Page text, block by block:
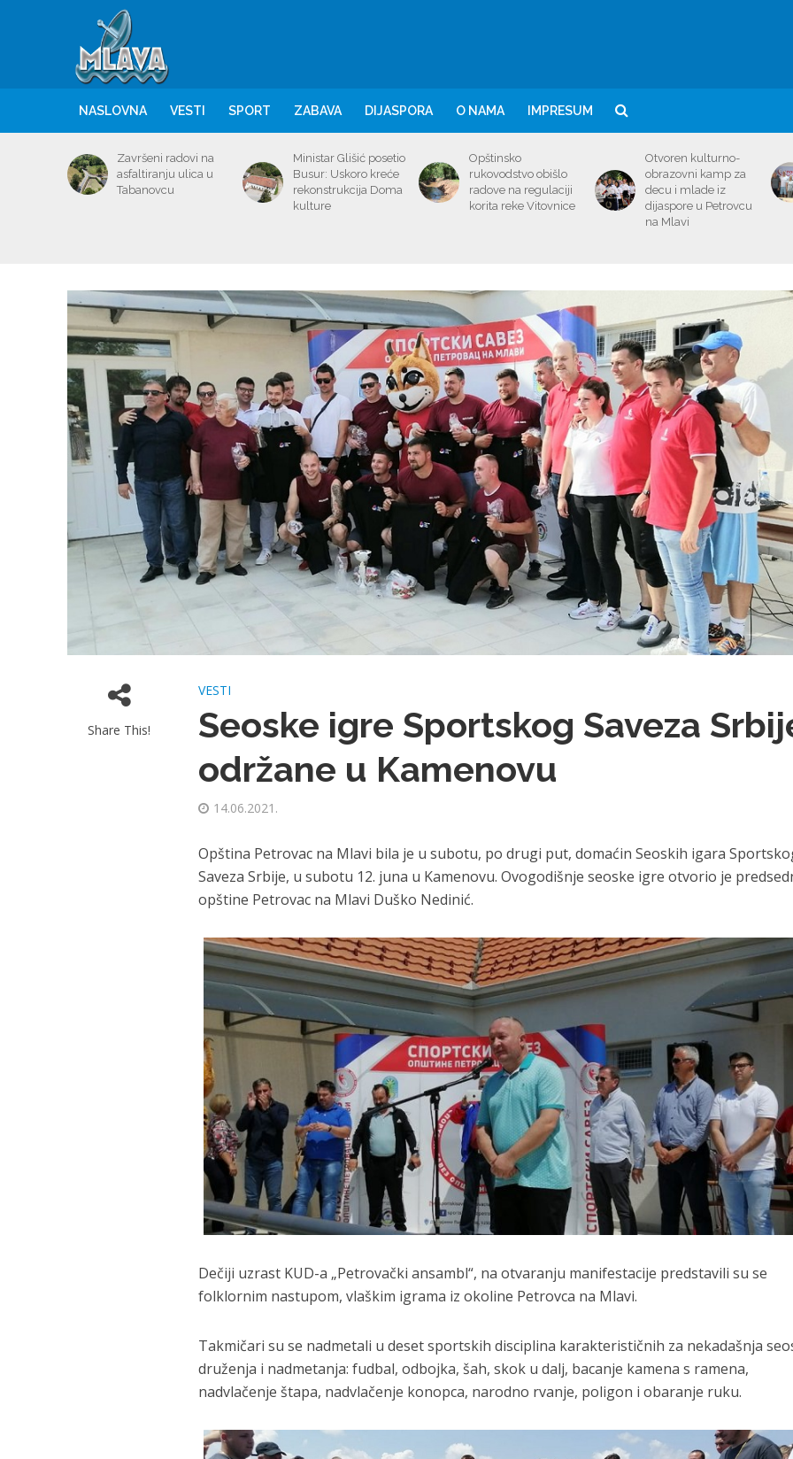
NASLOVNA VESTI SPORT ZABAVA DIJASPORA O NAMA IMPRESUM
Završeni radovi na
asfaltiranju ulica u
Tabanovcu
Ministar Glišić posetio
Busur: Uskoro kreće
rekonstrukcija Doma
kulture
Opštinsko
rukovodstvo obišlo
radove na regulaciji
korita reke Vitovnice
Otvoren kulturno-
obrazovni kamp za
decu i mlade iz
dijaspore u Petrovcu
na Mlavi
Share This!
VESTI
Seoske igre Sportskog Saveza
održane u Kamenovu
14.06.2021.
Opština Petrovac na Mlavi bila je u subotu, po drugi put, domaćin Seoskih igara
Saveza Srbije, u subotu 12. juna u Kamenovu. Ovogodišnje seoske igre otvorio je
opštine Petrovac na Mlavi Duško Nedinić.
Dečiji uzrast KUD-a „Petrovački ansambl“, na otvaranju manifestacije predstavili su se
folklornim nastupom, vlaškim igrama iz okoline Petrovca na Mlavi.
Takmičari su se nadmetali u deset sportskih disciplina karakterističnih za nekadašnja
druženja i nadmetanja: fudbal, odbojka, šah, skok u dalj, bacanje kamena s ramena,
nadvlačenje štapa, nadvlačenje konopca, narodno rvanje, poligon i obaranje ruku.